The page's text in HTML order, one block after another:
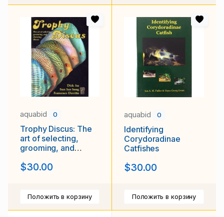
aquabid 0
Trophy Discus: The
art of selecting,
grooming, and
$30.00
Положить в корзину
aquabid 0
Identifying
Corydoradinae
Catfishes
$30.00
Положить в корзину